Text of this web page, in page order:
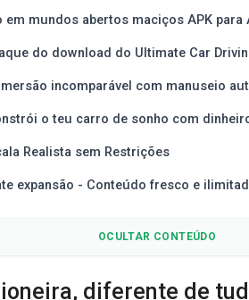
mundos abertos maciços APK para
do download do Ultimate Car
incomparável com manuseio
o teu carro de sonho com
Realista sem Restrições
expansão - Conteúdo fresco e
OCULTAR CONTEÚDO
diferente de